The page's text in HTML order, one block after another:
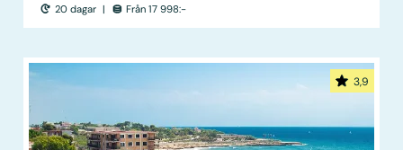
20 dagar | Från 17 998:-
3,9